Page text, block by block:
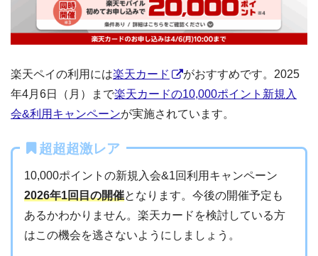
楽天ペイの利用には楽天カード
がおすすめです。2025
年4月6日（月）まで楽天カードの10,000ポイント新規入
会&利用キャンペーンが実施されています。
超超超激レア
10,000ポイントの新規入会&1回利用キャンペーン
2026年1回目の開催となります。今後の開催予定も
あるかわかりません。楽天カードを検討している方
はこの機会を逃さないようにしましょう。